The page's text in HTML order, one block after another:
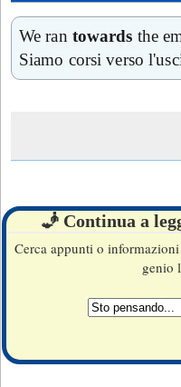
We ran towards the
Siamo corsi verso
🧞 Continua a
Cerca appunti o
genio